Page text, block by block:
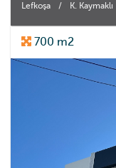
Lefkoşa / K. Kaymaklı
700 m2